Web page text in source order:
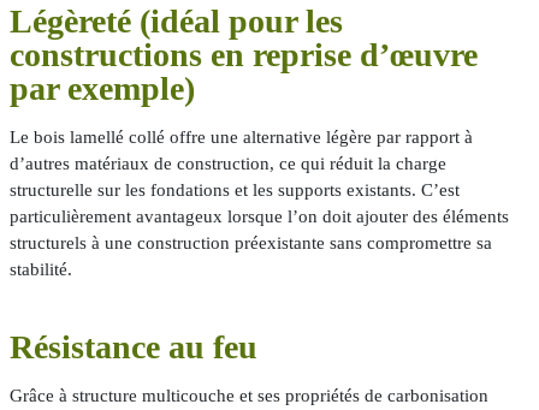
Légèreté (idéal pour les
constructions en reprise d’œuvre
par exemple)
Le bois lamellé collé offre une alternative légère par rapport à
d’autres matériaux de construction, ce qui réduit la charge
structurelle sur les fondations et les supports existants. C’est
particulièrement avantageux lorsque l’on doit ajouter des éléments
structurels à une construction préexistante sans compromettre sa
stabilité.
Résistance au feu
Grâce à structure multicouche et ses propriétés de carbonisation